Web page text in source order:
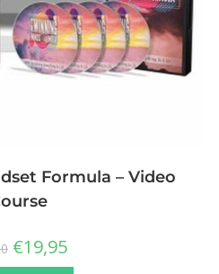
Formula – Video
€19,95